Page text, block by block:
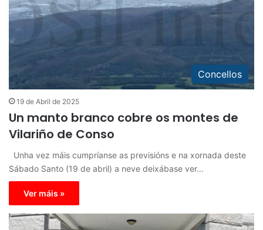
Concellos
19 de Abril de 2025
Un manto branco cobre os montes de
Vilariño de Conso
Unha vez máis cumpríanse as previsións e na xornada deste
Sábado Santo (19 de abril) a neve deixábase ver…
Ver máis »